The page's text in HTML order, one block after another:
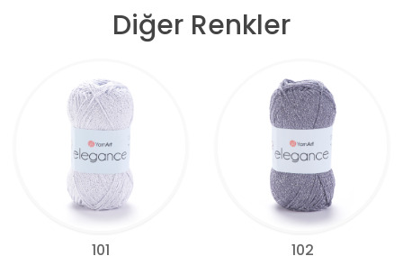
Diğer Renkler
101 102